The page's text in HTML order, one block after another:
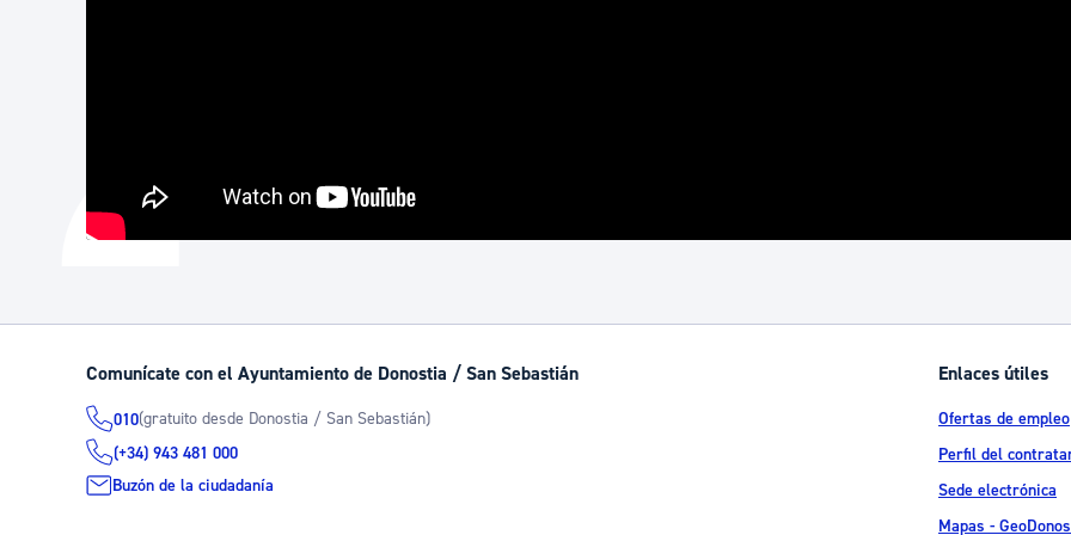
Comunícate con el Ayuntamiento de Donostia / San Sebastián
010(gratuito desde Donostia / San Sebastián)
(+34) 943 481 000
Buzón de la ciudadanía
Enlaces útiles
Ofertas de empleo
Perfil del
Sede electrónica
Mapas -